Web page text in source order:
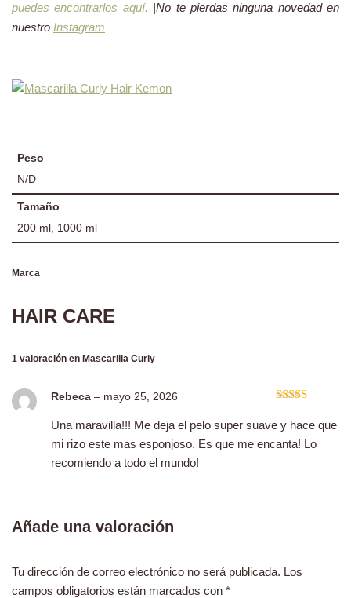
puedes encontrarlos aquí. |No te pierdas ninguna novedad en
nuestro Instagram
Peso
N/D
Tamaño
200 ml, 1000 ml
Marca
HAIR CARE
1 valoración en Mascarilla Curly
con5de 5
Rebeca – mayo 25, 2026
Una maravilla!!! Me deja el pelo super suave y hace que
mi rizo este mas esponjoso. Es que me encanta! Lo
recomiendo a todo el mundo!
Añade una valoración
Tu dirección de correo electrónico no será publicada. Los
campos obligatorios están marcados con *